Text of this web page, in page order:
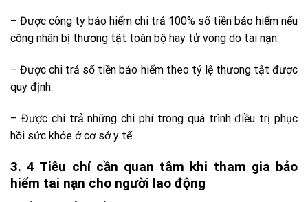
– Được công ty bảo hiểm chi trả 100% số tiền bảo hiểm nếu
công nhân bị thương tật toàn bộ hay tử vong do tai nạn.
– Được chi trả số tiền bảo hiểm theo tỷ lệ thương tật được
quy định.
– Được chi trả những chi phí trong quá trình điều trị phục
hồi sức khỏe ở cơ sở y tế.
3. 4 Tiêu chí cần quan tâm khi tham gia bảo
hiểm tai nạn cho người lao động